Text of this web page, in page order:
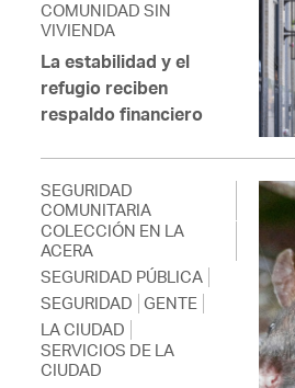
COMUNIDAD SIN
VIVIENDA
La estabilidad y el
refugio reciben
respaldo financiero
SEGURIDAD
COMUNITARIA
COLECCIÓN EN LA
ACERA
SEGURIDAD PÚBLICA
SEGURIDAD GENTE
LA CIUDAD
SERVICIOS DE LA
CIUDAD